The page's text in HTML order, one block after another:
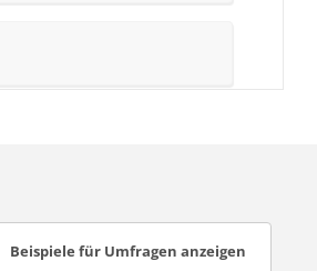
Beispiele für Umfragen anzeigen